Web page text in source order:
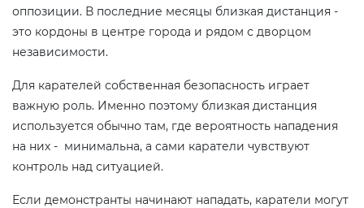
оппозиции. В последние месяцы близкая дистанция -
это кордоны в центре города и рядом с дворцом
независимости.
Для карателей собственная безопасность играет
важную роль. Именно поэтому близкая дистанция
используется обычно там, где вероятность нападения
на них - минимальна, а сами каратели чувствуют
контроль над ситуацией.
Если демонстранты начинают нападать, каратели могут